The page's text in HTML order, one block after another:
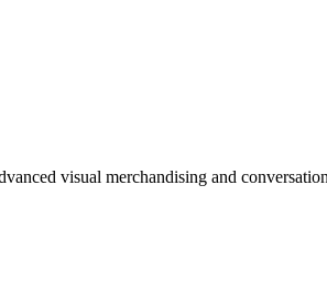
visual merchandising and